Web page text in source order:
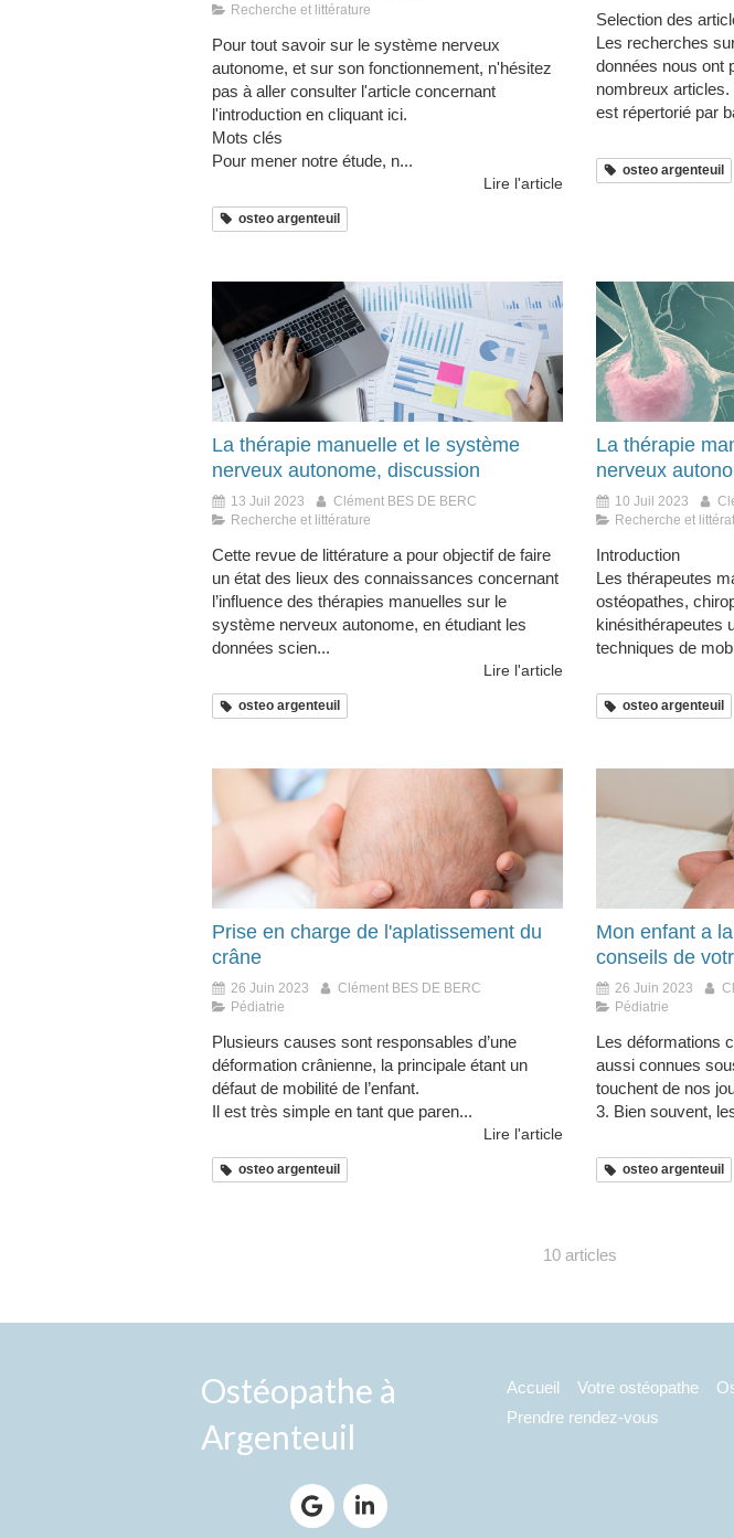
Recherche et littérature
Pour tout savoir sur le système nerveux
autonome, et sur son fonctionnement, n'hésitez
pas à aller consulter l'article concernant
l'introduction en cliquant ici.
Mots clés
Pour mener notre étude, n...
Lire l'article
osteo argenteuil
Selection des
Les recherches
données nous ont
nombreux articles.
est répertorié par
osteo argenteuil
La thérapie manuelle et le système
nerveux autonome, discussion
13 Juil 2023
Clément BES DE BERC
Recherche et littérature
Cette revue de littérature a pour objectif de faire
un état des lieux des connaissances concernant
l’influence des thérapies manuelles sur le
système nerveux autonome, en étudiant les
données scien...
Lire l'article
osteo argenteuil
La thérapie
nerveux
10 Juil 2023
Recherche et
Introduction
Les thérapeutes
ostéopathes,
kinésithérapeutes
techniques de
osteo argenteuil
Prise en charge de l'aplatissement du
crâne
26 Juin 2023
Clément BES DE BERC
Pédiatrie
Plusieurs causes sont responsables d’une
déformation crânienne, la principale étant un
défaut de mobilité de l’enfant.
Il est très simple en tant que paren...
Lire l'article
osteo argenteuil
Mon enfant a
conseils de
26 Juin 2023
Pédiatrie
Les déformations
aussi connues
touchent de nos
3. Bien souvent,
osteo argenteuil
10 articles
Ostéopathe à
Argenteuil
Accueil Votre ostéopathe
Prendre rendez-vous